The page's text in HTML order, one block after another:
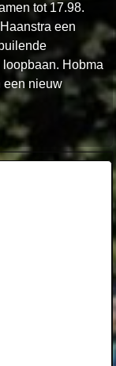
tot 17.98.
een
Hobma
een nieuw